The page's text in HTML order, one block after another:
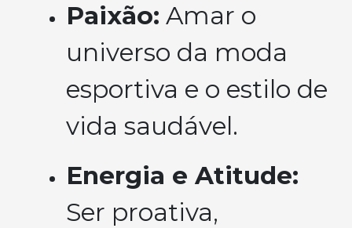
Paixão: Amar o
universo da moda
esportiva e o estilo de
vida saudável.
Energia e Atitude:
Ser proativa,